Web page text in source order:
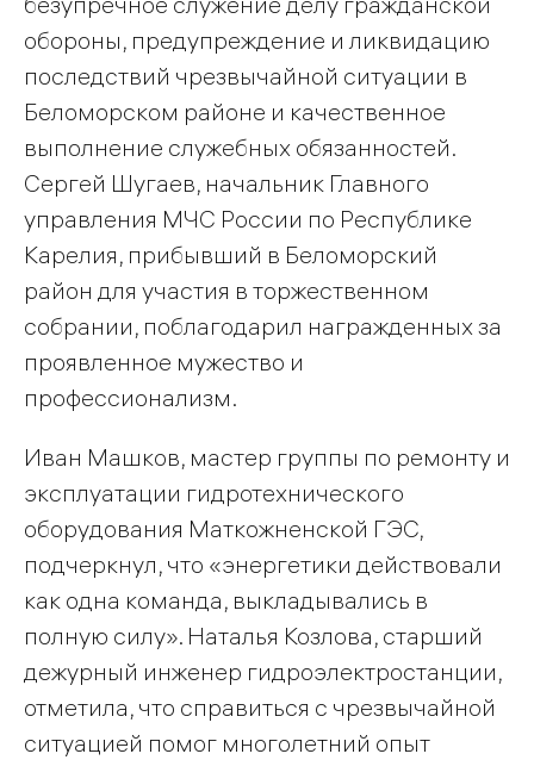
обороны, предупреждение и ликвидацию
последствий чрезвычайной ситуации в
Беломорском районе и качественное
выполнение служебных обязанностей.
Сергей Шугаев, начальник Главного
управления МЧС России по Республике
Карелия, прибывший в Беломорский
район для участия в торжественном
собрании, поблагодарил награжденных за
проявленное мужество и
профессионализм.
Иван Машков, мастер группы по ремонту и
эксплуатации гидротехнического
оборудования Маткожненской ГЭС,
подчеркнул, что «энергетики действовали
как одна команда, выкладывались в
полную силу». Наталья Козлова, старший
дежурный инженер гидроэлектростанции,
отметила, что справиться с чрезвычайной
ситуацией помог многолетний опыт